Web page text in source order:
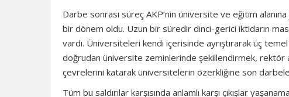
Darbe sonrası süreç AKP’nin üniversite ve eğitim alanına
bir dönem oldu. Uzun bir süredir dinci-gerici iktidarın
vardı. Üniversiteleri kendi içerisinde ayrıştırarak üç
doğrudan üniversite zeminlerinde şekillendirmek,
çevrelerini katarak üniversitelerin özerkliğine son darbeleri
Tüm bu saldırılar karşısında anlamlı karşı çıkışlar